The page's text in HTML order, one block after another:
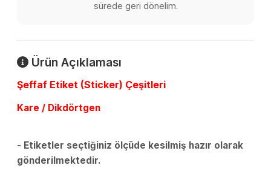
sürede geri dönelim.
Ürün Açıklaması
Şeffaf Etiket (Sticker) Çeşitleri
Kare / Dikdörtgen
- Etiketler seçtiğiniz ölçüde kesilmiş hazır olarak
gönderilmektedir.